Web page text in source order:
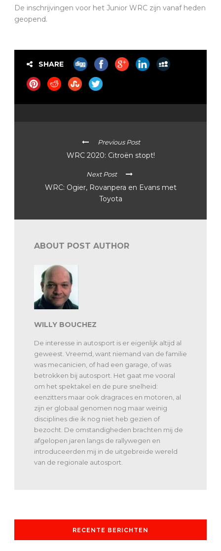
De inschrijvingen voor het Junior WRC zijn vanaf heden
geopend.
SHARE
Previous Post
WRC 2020: Citroën stopt!
Next Post
WRC: Ogier, Rovanpera en Evans met
Toyota
ABOUT POST AUTHOR
WILLY BOUCHEZ
De interesse in autosport is er eigenlijk altijd al
geweest. Vreemd, want niemand van de familie
was mecanicien, of had een garage, of was
betrokken bij autosport. Het gaat me vooral
om het spektakel en de pure snelheid:
eenzitters maar ook dragraces en motoren, al
zijn er globaal genomen nog maar weinig
disciplines die ik nog niet heb gezien of
bezocht. De omstandigheden brachten mij de
afgelopen jaren langs de rallywegen en
introduceerden mij in de uitgebreide wereld
van de regionale autosport.
RECENTE BERICHTEN